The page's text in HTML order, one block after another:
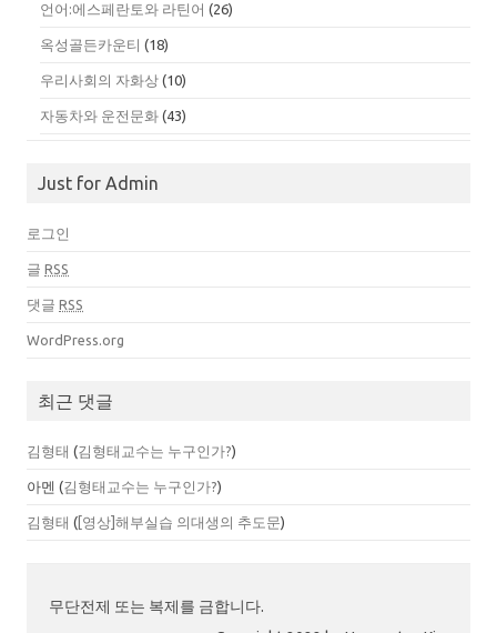
언어:에스페란토와 라틴어 (26)
옥성골든카운티 (18)
우리사회의 자화상 (10)
자동차와 운전문화 (43)
Just for Admin
로그인
글 RSS
댓글 RSS
WordPress.org
최근 댓글
김형태 (김형태교수는 누구인가?)
아멘 (김형태교수는 누구인가?)
김형태 ( [영상]해부실습 의대생의 추도문)
무단전제 또는 복제를 금합니다.